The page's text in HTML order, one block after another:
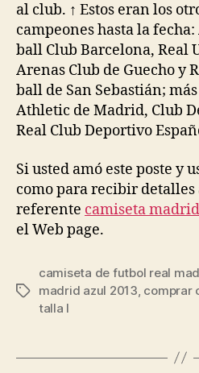
al club. ↑ Estos eran los
campeones hasta la
ball Club Barcelona, Real
Arenas Club de Guecho y
ball de San Sebastián;
Athletic de Madrid, Club
Real Club Deportivo
Si usted amó este poste y
como para recibir
referente camiseta madrid
el Web page.
Etiquetas
camiseta de futbol real
madrid azul 2013 comprar
talla l